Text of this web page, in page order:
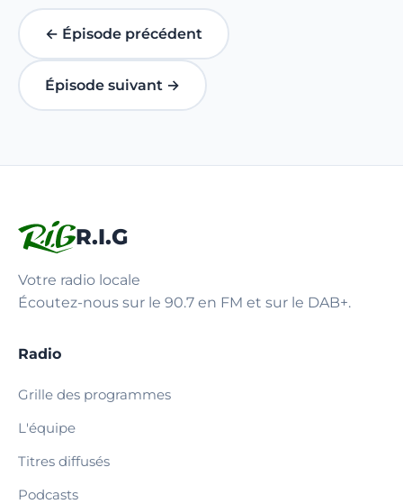
← Épisode précédent
Épisode suivant →
R.I.G
Votre radio locale
Écoutez-nous sur le 90.7 en FM et sur le DAB+.
Radio
Grille des programmes
L'équipe
Titres diffusés
Podcasts